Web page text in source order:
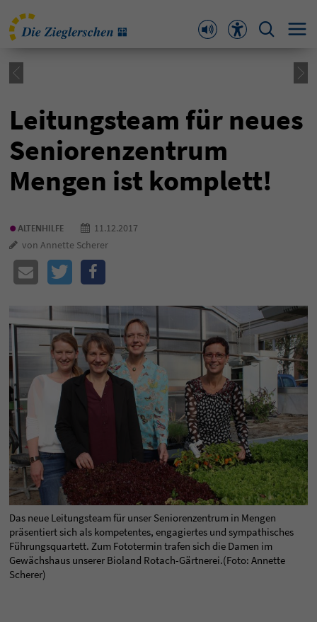
Leitungsteam für neues
Seniorenzentrum
Mengen ist komplett!
•ALTENHILFE
11.12.2017
von Annette Scherer
Das neue Leitungsteam für unser Seniorenzentrum in Mengen
präsentiert sich als kompetentes, engagiertes und sympathisches
Führungsquartett. Zum Fototermin trafen sich die Damen im
Gewächshaus unserer Bioland Rotach-Gärtnerei.(Foto: Annette
Scherer)